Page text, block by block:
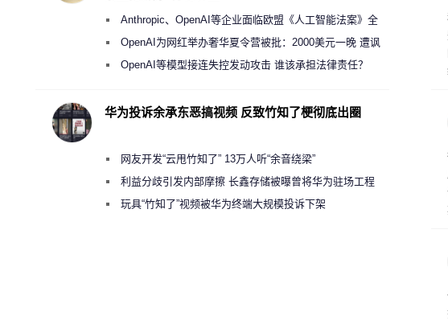
Anthropic、OpenAI等企业面临欧盟《人工智能法案》全
新执法权限审查
OpenAI为网红举办奢华夏令营被批：2000美元一晚 遭讽
“反乌托邦”
OpenAI等模型接连失控发动攻击 谁该承担法律责任？
华为投诉余承东恶搞视频 反致竹知了梗彻底出圈
网友开发“云甩竹知了” 13万人听“余音绕梁”
利益分歧引发内部摩擦 长鑫存储被曝曾将华为驻场工程
师驱逐出研发基地
玩具“竹知了”视频被华为终端大规模投诉下架